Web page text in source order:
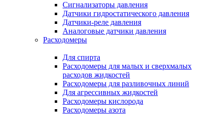
Сигнализаторы давления
Датчики гидростатического давления
Датчики-реле давления
Аналоговые датчики давления
Расходомеры
Для спирта
Расходомеры для малых и сверхмалых
расходов жидкостей
Расходомеры для разливочных линий
Для агрессивных жидкостей
Расходомеры кислорода
Расходомеры азота